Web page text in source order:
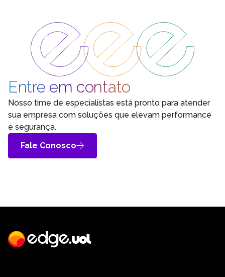
Entre em contato
Nosso time de especialistas está pronto para atender
sua empresa com soluções que elevam performance
e segurança.
Fale Conosco